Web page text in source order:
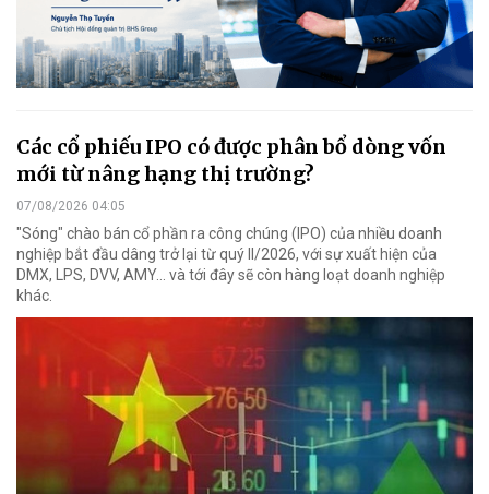
Các cổ phiếu IPO có được phân bổ dòng vốn
mới từ nâng hạng thị trường?
07/08/2026 04:05
"Sóng" chào bán cổ phần ra công chúng (IPO) của nhiều doanh
nghiệp bắt đầu dâng trở lại từ quý II/2026, với sự xuất hiện của
DMX, LPS, DVV, AMY... và tới đây sẽ còn hàng loạt doanh nghiệp
khác.